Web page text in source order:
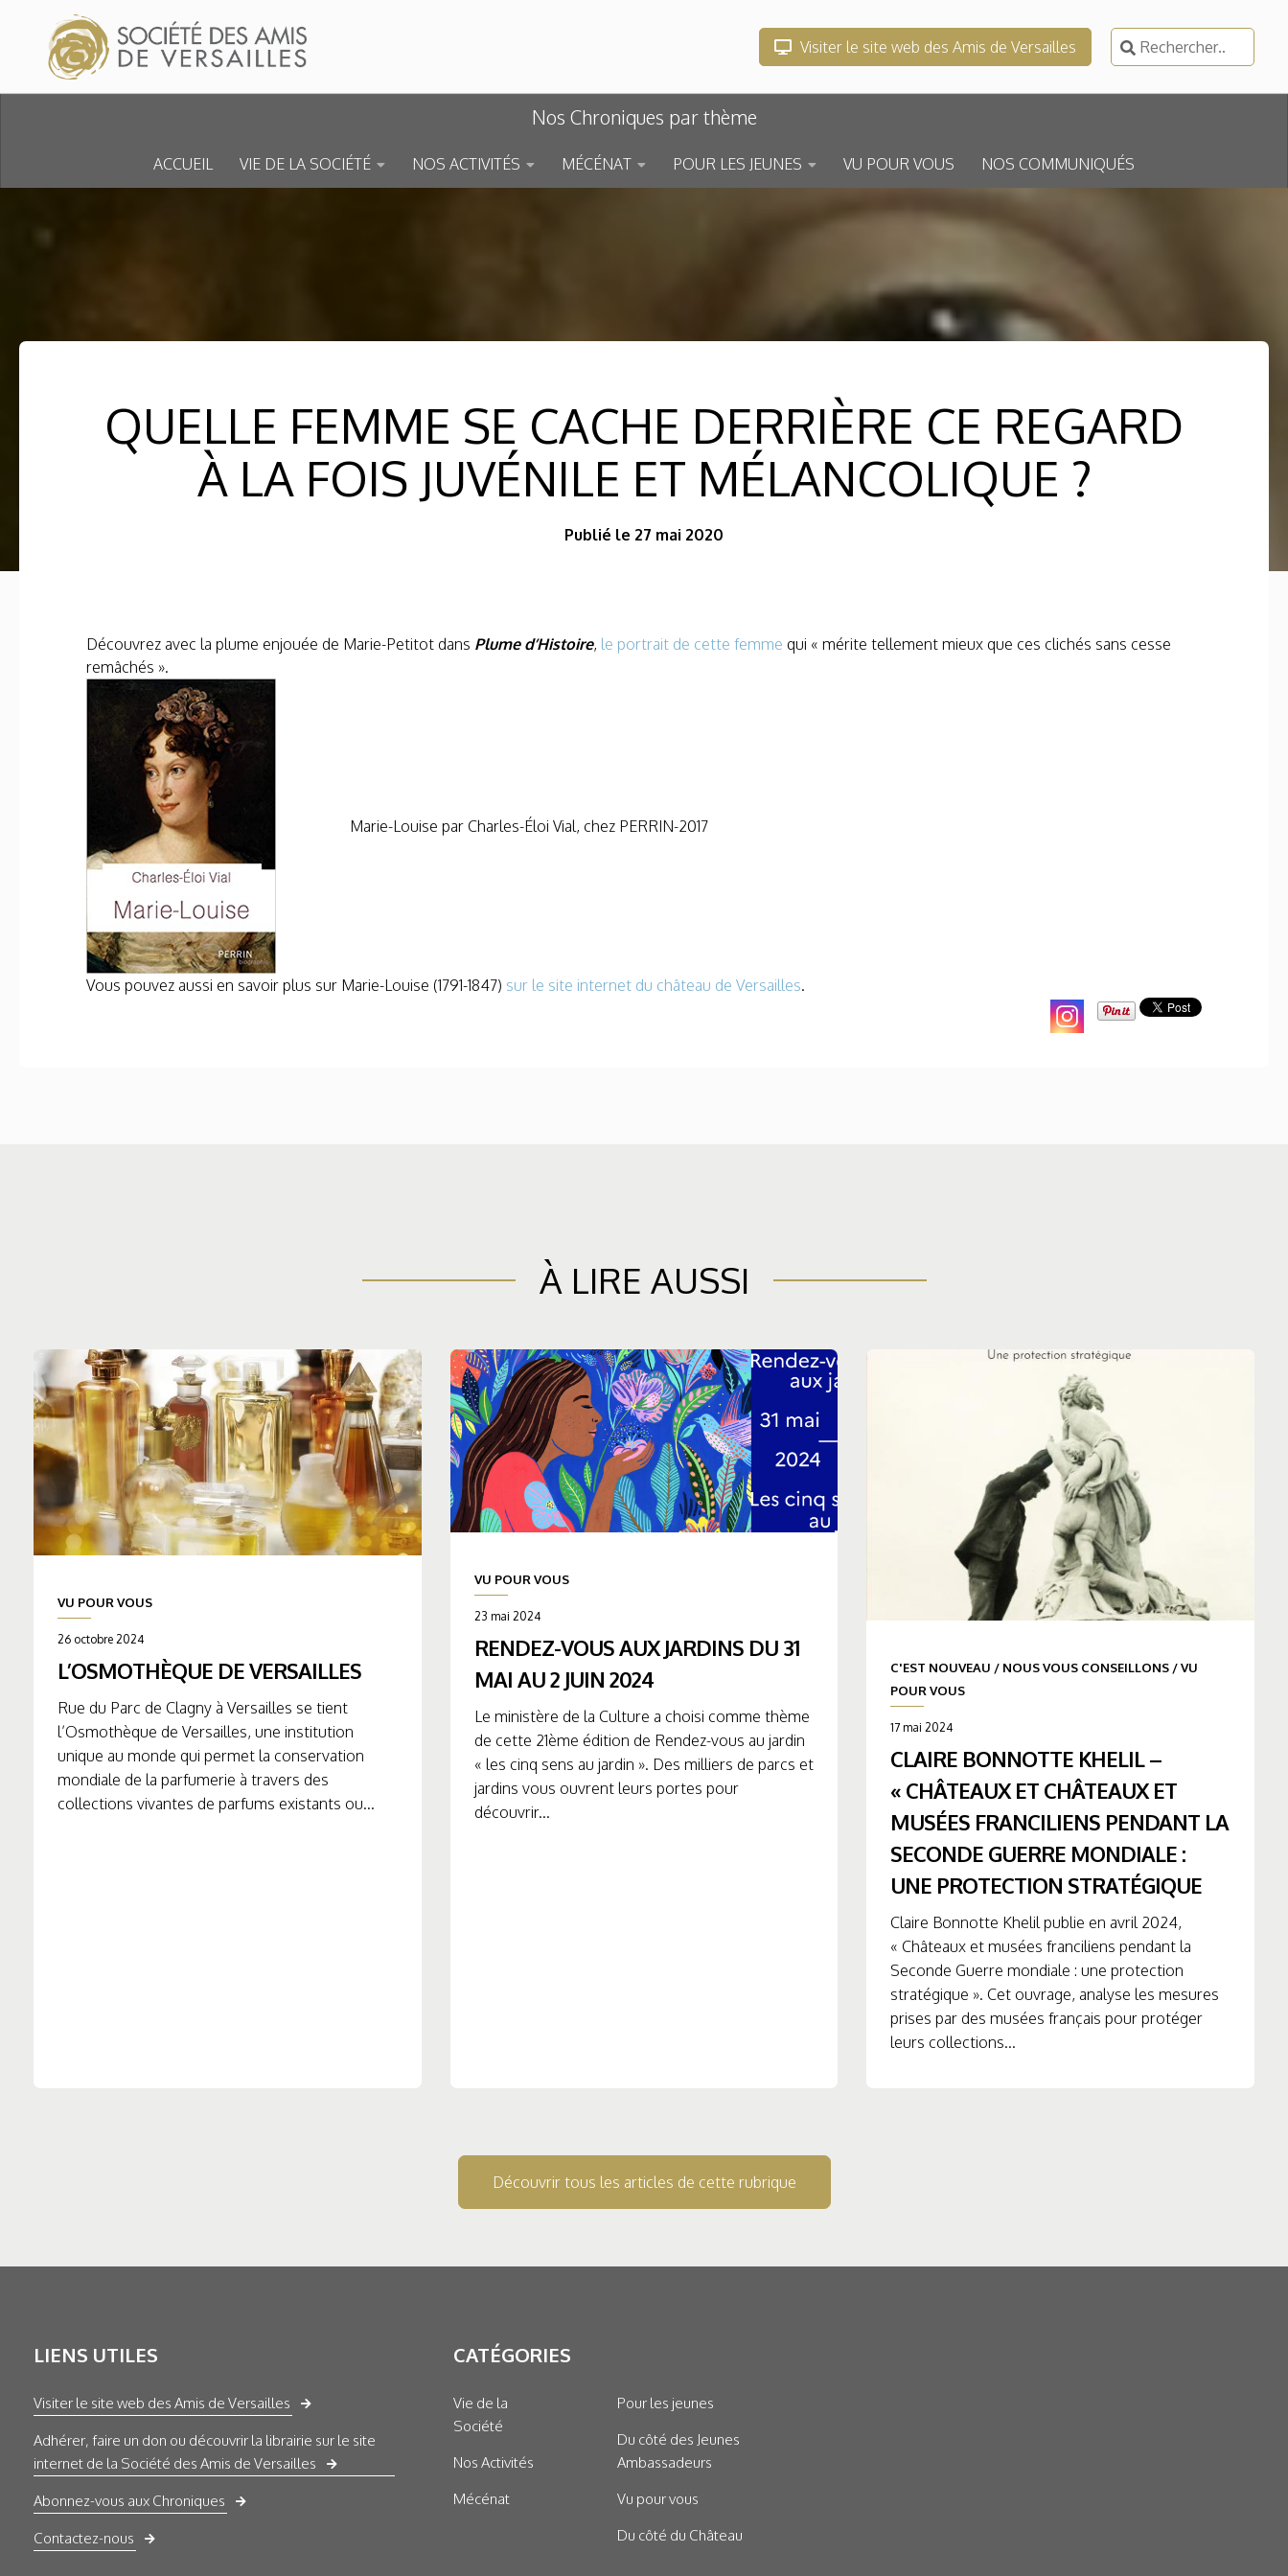
Skip to content
Visiter le site web des Amis de Versailles
Rechercher :
Nos Chroniques par thème
ACCUEIL VIE DE LA SOCIÉTÉ NOS ACTIVITÉS MÉCÉNAT POUR LES JEUNES VU POUR VOUS NOS COMMUNIQUÉS
QUELLE FEMME SE CACHE DERRIÈRE CE REGARD
À LA FOIS JUVÉNILE ET MÉLANCOLIQUE ?
Publié le 27 mai 2020
Découvrez avec la plume enjouée de Marie-Petitot dans Plume d’Histoire, le portrait de cette femme qui « mérite tellement mieux que ces clichés sans cesse
remâchés ».
Marie-Louise par Charles-Éloi Vial, chez PERRIN-2017
Vous pouvez aussi en savoir plus sur Marie-Louise (1791-1847) sur le site internet du château de Versailles.
À LIRE AUSSI
VU POUR VOUS
26 octobre 2024
L’OSMOTHÈQUE DE VERSAILLES
Rue du Parc de Clagny à Versailles se tient
l’Osmothèque de Versailles, une institution
unique au monde qui permet la conservation
mondiale de la parfumerie à travers des
collections vivantes de parfums existants ou...
VU POUR VOUS
23 mai 2024
RENDEZ-VOUS AUX JARDINS DU 31
MAI AU 2 JUIN 2024
Le ministère de la Culture a choisi comme thème
de cette 21ème édition de Rendez-vous au jardin
« les cinq sens au jardin ». Des milliers de parcs et
jardins vous ouvrent leurs portes pour
découvrir...
C'EST NOUVEAU / NOUS VOUS CONSEILLONS /VU
POUR VOUS
17 mai 2024
CLAIRE BONNOTTE KHELIL –
« CHÂTEAUX ET CHÂTEAUX ET
MUSÉES FRANCILIENS PENDANT LA
SECONDE GUERRE MONDIALE :
UNE PROTECTION STRATÉGIQUE
Claire Bonnotte Khelil publie en avril 2024,
« Châteaux et musées franciliens pendant la
Seconde Guerre mondiale : une protection
stratégique ». Cet ouvrage, analyse les mesures
prises par des musées français pour protéger
leurs collections...
Découvrir tous les articles de cette rubrique
LIENS UTILES
Visiter le site web des Amis de Versailles
Adhérer, faire un don ou découvrir la librairie sur le site
internet de la Société des Amis de Versailles
Abonnez-vous aux Chroniques
Contactez-nous
CATÉGORIES
Vie de la
Société
Nos Activités
Mécénat
Pour les jeunes
Du côté des Jeunes
Ambassadeurs
Vu pour vous
Du côté du Château